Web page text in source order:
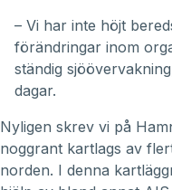
– Vi har inte höjt
förändringar inom
ständig
dagar.
Nyligen skrev vi på
noggrant kartlags av
norden. I denna